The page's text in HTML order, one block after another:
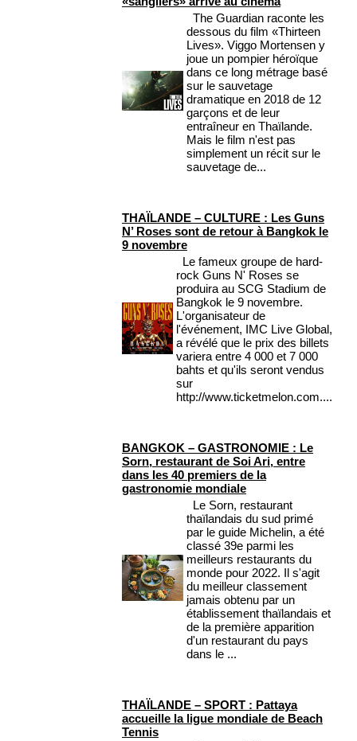
The Guardian raconte les
dessous du film «Thirteen
Lives». Viggo Mortensen y
joue un pompier héroïque
dans ce long métrage basé
sur le sauvetage
dramatique en 2018 de 12
garçons et de leur
entraîneur en Thaïlande.
Mais le film n'est pas
simplement un récit sur le
sauvetage de...
THAÏLANDE – CULTURE : Les Guns
N’ Roses sont de retour à Bangkok le
9 novembre
Le fameux groupe de hard-
rock Guns N' Roses se
produira au SCG Stadium de
Bangkok le 9 novembre.
L'organisateur de
l'événement, IMC Live Global,
a révélé que le prix des billets
variera entre 4 000 et 7 000
bahts et qu'ils seront vendus
sur
http://www.ticketmelon.com....
BANGKOK – GASTRONOMIE : Le
Sorn, restaurant de Soi Ari, entre
dans les 40 premiers de la
gastronomie mondiale
Le Sorn, restaurant
thaïlandais du sud primé
par le guide Michelin, a été
classé 39e parmi les
meilleurs restaurants du
monde pour 2022. Il s'agit
du meilleur classement
jamais obtenu par un
établissement thaïlandais et
de la première apparition
d'un restaurant du pays
dans le ...
THAÏLANDE – SPORT : Pattaya
accueille la ligue mondiale de Beach
Tennis